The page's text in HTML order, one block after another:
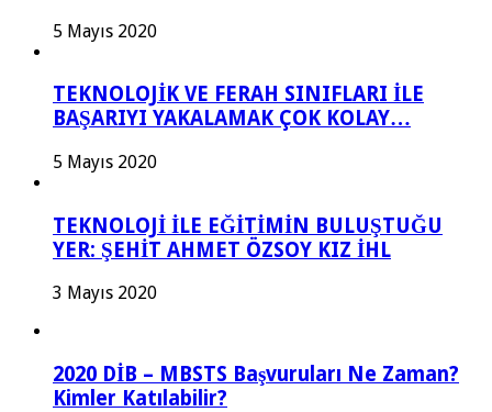
5 Mayıs 2020
TEKNOLOJİK VE FERAH SINIFLARI İLE
BAŞARIYI YAKALAMAK ÇOK KOLAY…
5 Mayıs 2020
TEKNOLOJİ İLE EĞİTİMİN BULUŞTUĞU
YER: ŞEHİT AHMET ÖZSOY KIZ İHL
3 Mayıs 2020
2020 DİB – MBSTS Başvuruları Ne Zaman?
Kimler Katılabilir?